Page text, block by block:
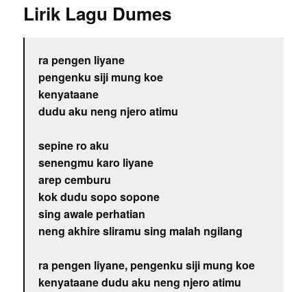
Lirik Lagu Dumes
ra pengen liyane
pengenku siji mung koe
kenyataane
dudu aku neng njero atimu
sepine ro aku
senengmu karo liyane
arep cemburu
kok dudu sopo sopone
sing awale perhatian
neng akhire sliramu sing malah ngilang
ra pengen liyane, pengenku siji mung koe
kenyataane dudu aku neng njero atimu